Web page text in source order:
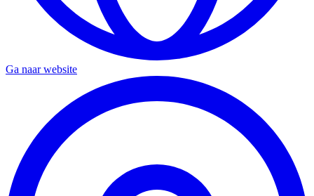
Ga naar website